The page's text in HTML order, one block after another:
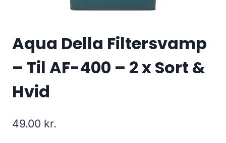
Aqua Della Filtersvamp
– Til AF-400 – 2 x Sort &
Hvid
49.00 kr.